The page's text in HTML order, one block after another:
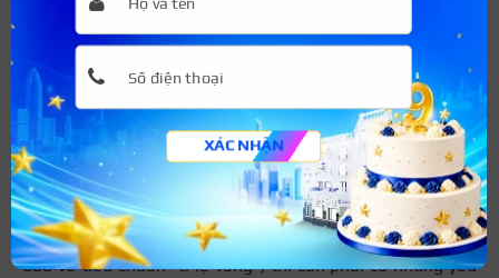
Dáng mày đạt tiêu chuẩn “tỉ lệ
vàng” là như thế nào?
Chân mày của một người tương tự như khung xương của
cả khuôn mặt, đảm nhiệm một vai trò quan trọng với
tổng thể kết cấu mặt. Một đôi chân mày nếu muốn đảm
bảo về tiêu chuẩn “tỉ lệ vàng”, thì cần phải có những yếu
XÁC NHẬN